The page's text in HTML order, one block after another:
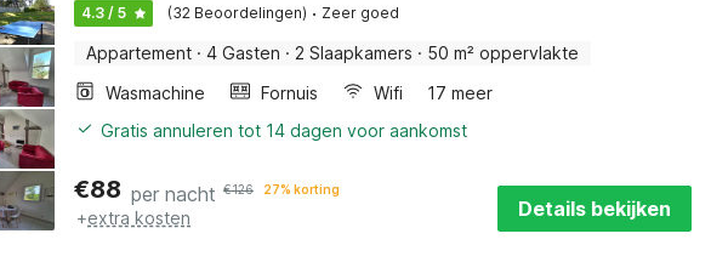
4.3 / 5 (32 Beoordelingen) · Zeer goed
Appartement · 4 Gasten · 2 Slaapkamers · 50 m² oppervlakte
Wasmachine
Fornuis Wifi
17 meer
Gratis annuleren tot 14 dagen voor aankomst
€88 per nacht €126 27% korting
+extra kosten Details bekijken